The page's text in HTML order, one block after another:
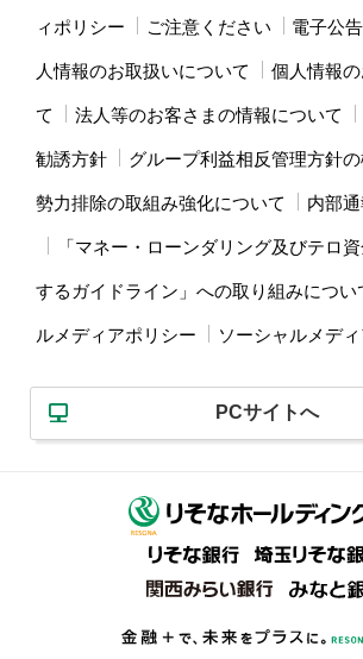
ィポリシー ご注意ください 電子公告
人情報のお取扱いについて 個人情報
て 法人等のお客さまの情報について
勧誘方針 グループ利益相反管理方針
勢力排除の取組み強化について 内部
「マネー・ローンダリング及びテロ
するガイドライン」への取り組みについ
ルメディアポリシー ソーシャルメデ
PCサイトへ